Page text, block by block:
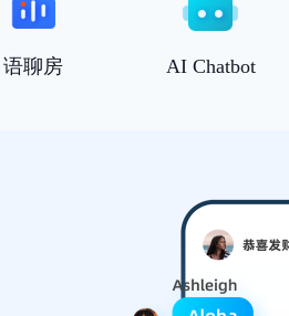
语聊房 AI Chatbot